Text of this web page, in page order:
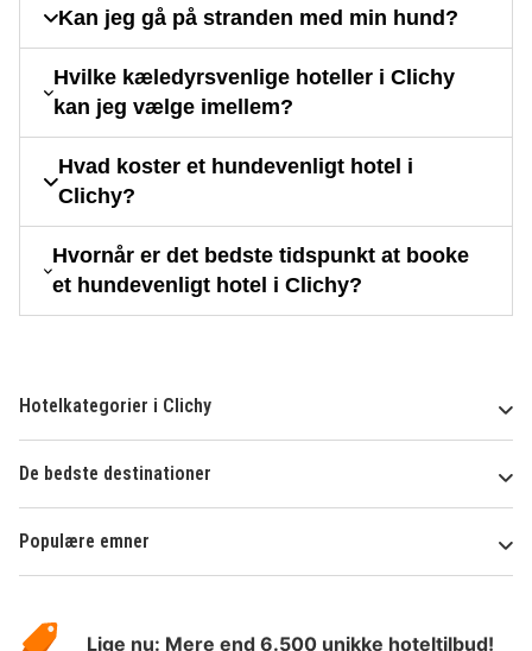
Kan jeg gå på stranden med min hund?
Hvilke kæledyrsvenlige hoteller i Clichy
kan jeg vælge imellem?
Hvad koster et hundevenligt hotel i
Clichy?
Hvornår er det bedste tidspunkt at booke
et hundevenligt hotel i Clichy?
Hotelkategorier i Clichy
De bedste destinationer
Populære emner
HotelSpecials
Lige nu: Mere end 6.500 unikke hoteltilbud!